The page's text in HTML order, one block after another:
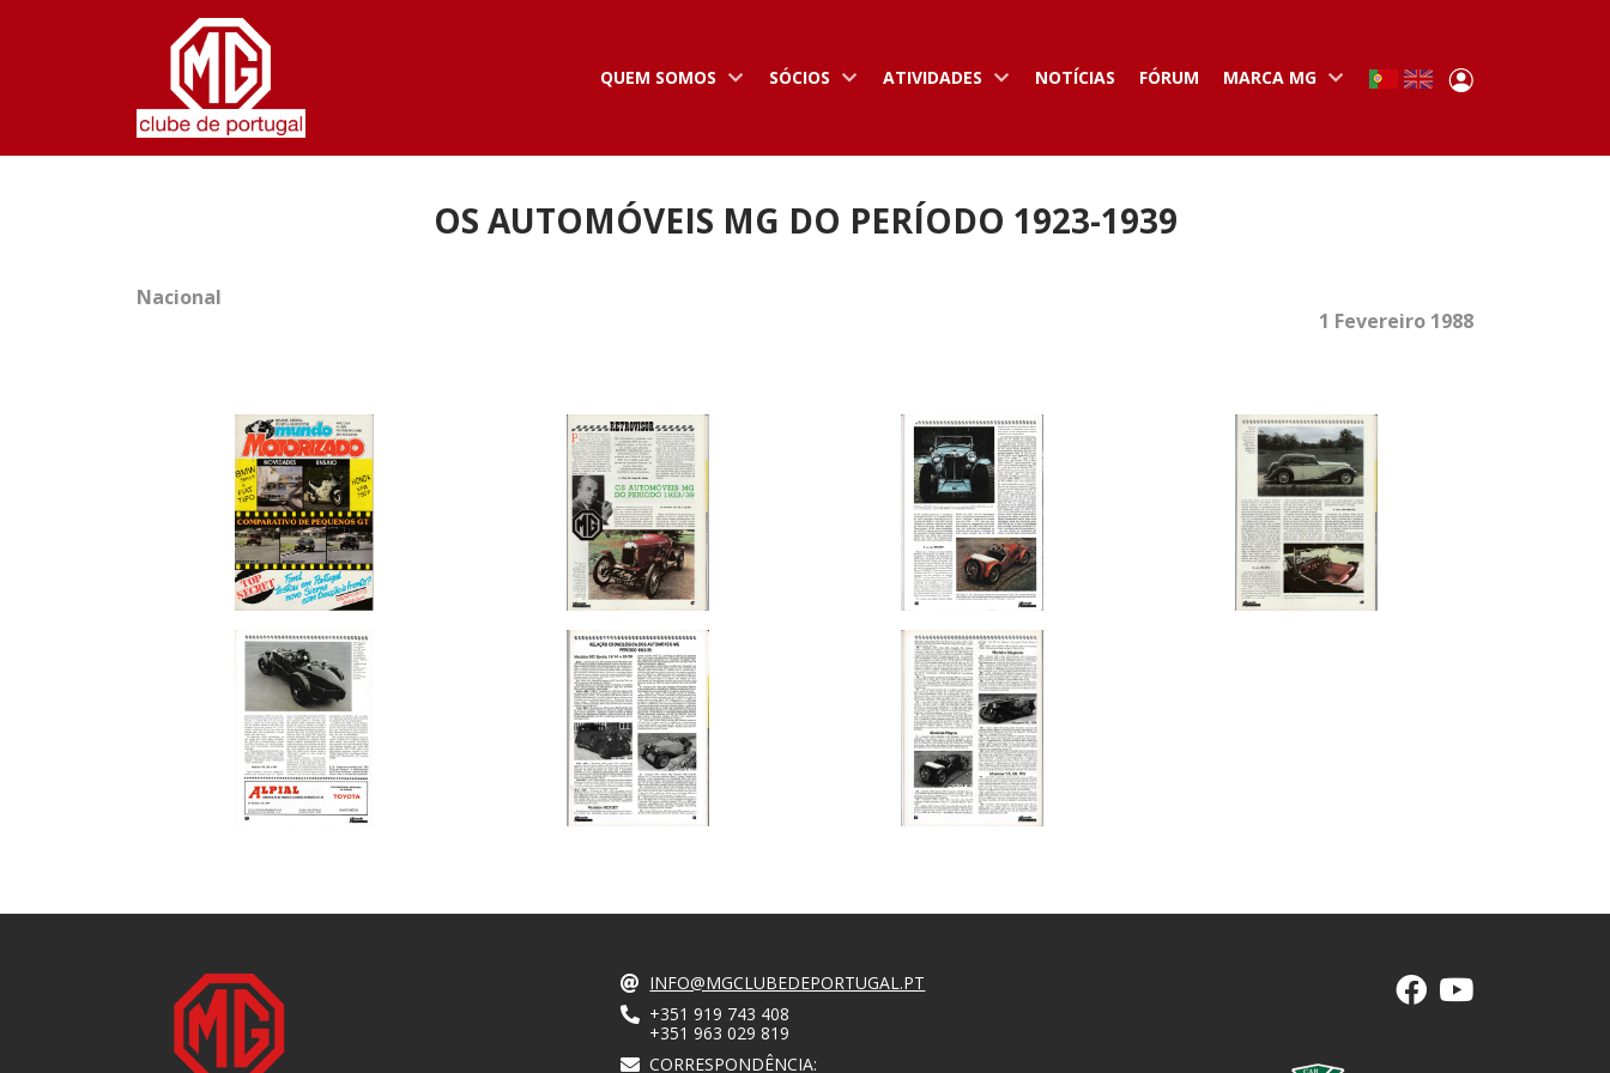
QUEM SOMOS SÓCIOS ATIVIDADES NOTÍCIAS FÓRUM MARCA MG
Portuguese,
EnglishUser
OS AUTOMÓVEIS MG DO PERÍODO 1923-1939
Nacional
1 Fevereiro 1988
INFO@MGCLUBEDEPORTUGAL.PT
+351 919 743 408
+351 963 029 819
CORRESPONDÊNCIA: